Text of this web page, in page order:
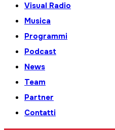
Visual Radio
Musica
Programmi
Podcast
News
Team
Partner
Contatti